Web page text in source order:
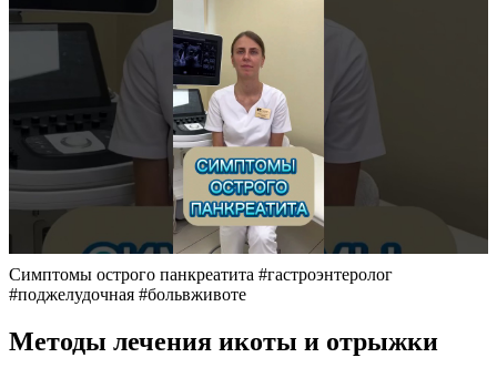
Симптомы острого панкреатита #гастроэнтеролог
#поджелудочная #больвживоте
Методы лечения икоты и отрыжки